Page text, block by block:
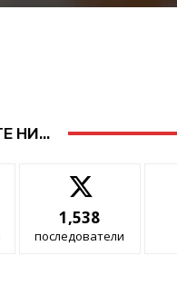
НИ...
1,538
последователи